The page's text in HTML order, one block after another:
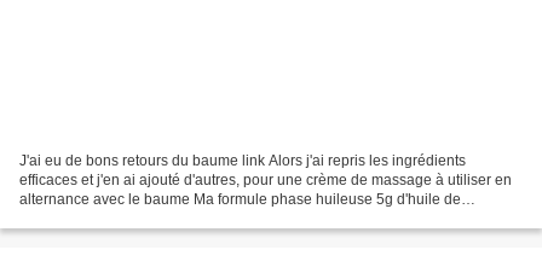
J'ai eu de bons retours du baume link Alors j'ai repris les ingrédients
efficaces et j'en ai ajouté d'autres, pour une crème de massage à utiliser en
alternance avec le baume Ma formule phase huileuse 5g d'huile de